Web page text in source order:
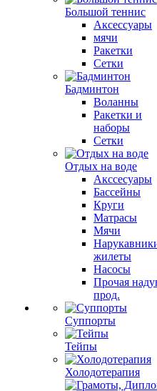
Большой теннис
Аксессуары
мячи
Ракетки
Сетки
Бадминтон
Воланны
Ракетки и
наборы
Сетки
Отдых на воде
Акссесуары
Бассейны
Круги
Матрасы
Мячи
жилеты
Насосы
Прочая
прод.
Суппорты
Тейпы
Холодотерапия